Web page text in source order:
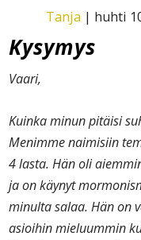
Tanja | huhti
Kysymys
Vaari,
Kuinka minun pitäisi
Menimme naimisiin
4 lasta. Hän oli
ja on käynyt
minulta salaa. Hän on
asioihin mieluummin